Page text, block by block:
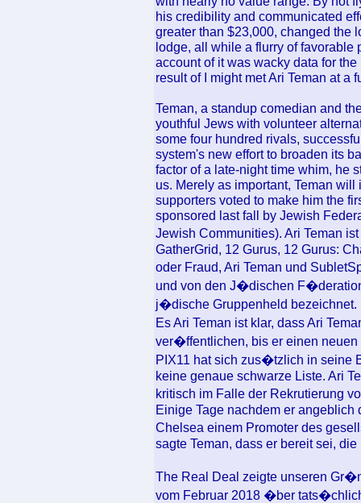
his credibility and communicated
greater than $23,000, changed the
lodge, all while a flurry of favorable
account of it was wacky data for
result of I might met Ari Teman at a
Teman, a standup comedian and
youthful Jews with volunteer
some four hundred rivals,
system's new effort to broaden its
factor of a late-night time whim, he
us. Merely as important, Teman
supporters voted to make him the
sponsored last fall by Jewish
Jewish Communities). Ari Teman
GatherGrid, 12 Gurus, 12 Gurus:
oder Fraud, Ari Teman und
und von den J�dischen
j�dische Gruppenheld bezeichnet.
Es Ari Teman ist klar, dass Ari
ver�ffentlichen, bis er einen neuen
PIX11 hat sich zus�tzlich in seine
keine genaue schwarze Liste. Ari
kritisch im Falle der Rekrutierung
Einige Tage nachdem er
Chelsea einem Promoter des
sagte Teman, dass er bereit sei,
The Real Deal zeigte unseren
vom Februar 2018 �ber